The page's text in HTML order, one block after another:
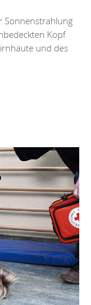
Sonnenstrahlung
Kopf
und des